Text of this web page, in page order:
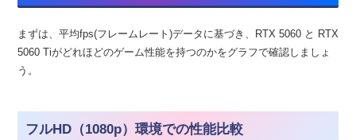
まずは、平均fps(フレームレート)データに基づき、RTX 5060 と RTX
5060 Tiがどれほどのゲーム性能を持つのかをグラフで確認しましょ
う。
フルHD（1080p）環境での性能比較